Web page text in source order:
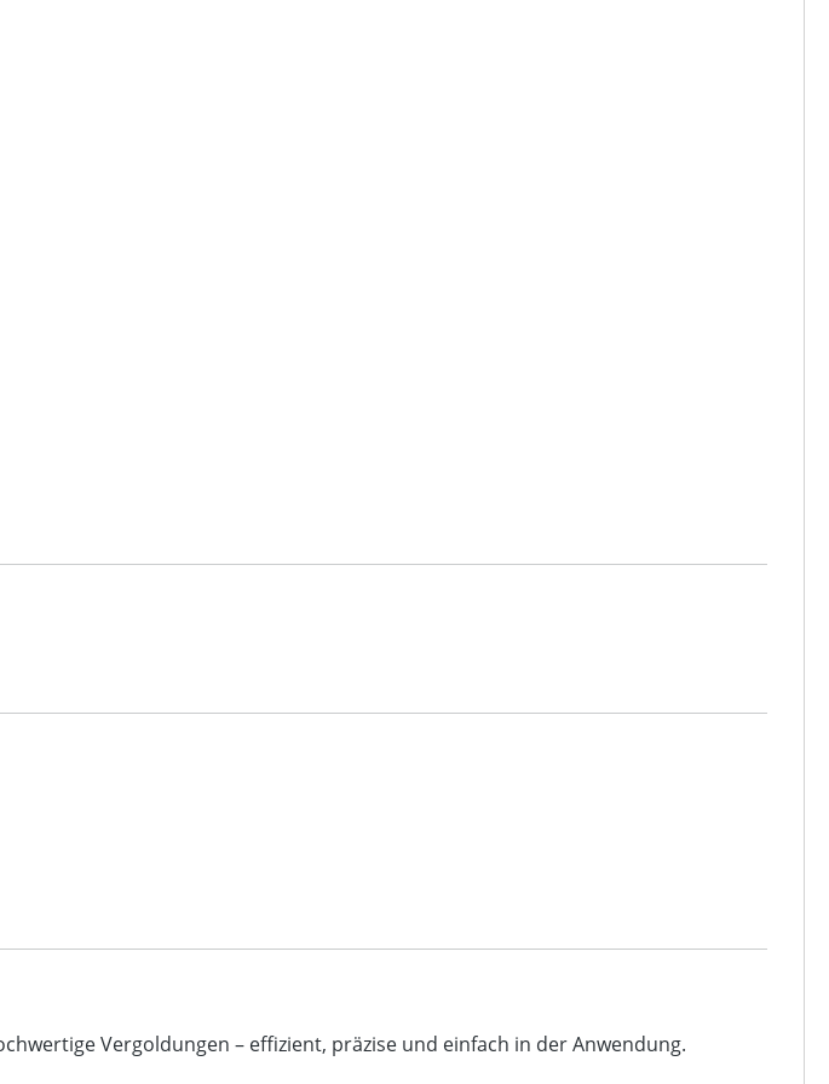
Vergoldungen – effizient, präzise und einfach in der Anwendung.